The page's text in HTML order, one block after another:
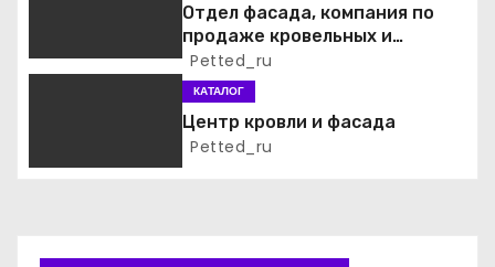
а
и
Отдел фасада, компания по
продаже кровельных и
фасадных материалов
Petted_ru
КАТАЛОГ
Центр кровли и фасада
Petted_ru